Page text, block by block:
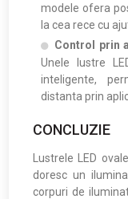
modele ofera
la cea rece cu
Control prin
Unele lustre
inteligente,
distanta prin
CONCLUZIE
Lustrele LED
doresc un
corpuri de